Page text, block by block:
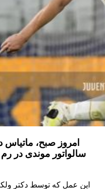
امروز صبح،
این عمل که توسط دکتر